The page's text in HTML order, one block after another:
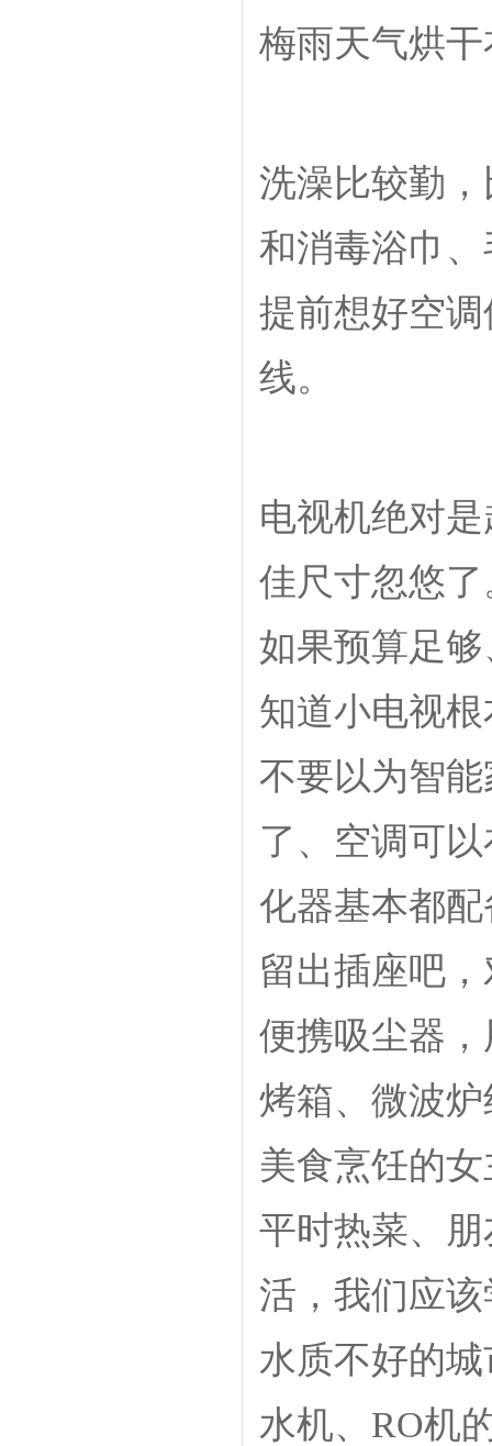
梅雨天气烘
洗澡比较勤
和消毒浴巾
提前想好空
线。
电视机绝对
佳尺寸忽悠
如果预算足
知道小电视
不要以为智
了、空调可
化器基本都
留出插座吧
便携吸尘器
烤箱、微波
美食烹饪的
平时热菜、
活，我们应
水质不好的
水机、RO机